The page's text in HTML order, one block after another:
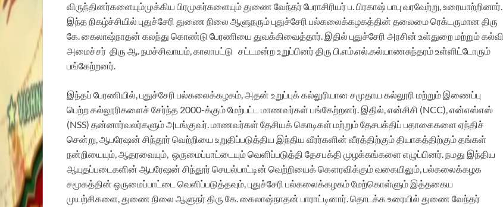
விருந்தினர்களையும்முக்கிய பிரமுகர்களையும் துணை வேந்தர் பேராசிரியர் ப. பிரகாஷ் பாபு வரவேற்று, உரையாற்றினார்.
இந்த நிகழ்ச்சியில் புதுச்சேரி துணை நிலை ஆளுநரும் புதுச்சேரி பல்கலைக்கழகத்தின் தலைமை ரெக்டருமான திரு
கே. கைலாஷ்நாதன் கலந்து கொண்டு பேரணியை துவக்கிவைத்தார். இதில் புதுச்சேரி அரசின் உள்துறை மற்றும் கல்வி
அமைச்சர் திரு ஆ. நமச்சிவாயம், காலாபட்டு சட்டமன்ற உறுப்பினர் திரு பி.எம்.எல்.கல்யாணசுந்தரம் உள்ளிட்டோரும்
பங்கேற்றனர்.
இந்தப் பேரணியில், புதுச்சேரி பல்கலைக்கழகம், அதன் உறுப்புக் கல்லுரியான சமுதாய கல்லூரி மற்றும் இணைப்பு
பெற்ற கல்லூரிகளைச் சேர்ந்த 2000-க்கும் மேற்பட்ட மாணவர்கள் பங்கேற்றனர். இதில், என்சிசி (NCC), என்எஸ்எஸ்
(NSS) தன்னார்வலர்களும் அடங்குவர். மாணவர்கள் தேசியக் கொடிகள் மற்றும் தேசபக்திப் பதாகைகளை ஏந்திச்
சென்று, ஆபரேஷன் சிந்தூர் வெற்றியை உறுதிப்படுத்திய இந்திய வீரர்களின் வீரத்திற்கும் தியாகத்திற்கும் தங்கள்
நன்றியையும், ஆதரவையும், ஒருமைப்பாட்டையும் வெளிப்படுத்தி தேசபக்தி முழக்கங்களை எழுப்பினர்.நமது இந்திய
ஆயுதப்படைகளின் ஆபரேஷன் சிந்தூர் செயல்பாட்டின் வெற்றியைக் கௌரவிக்கும் வகையிலும், பல்கலைக்கழக
சமூகத்தின் ஒருமைப்பாட்டை வெளிப்படுத்தவும், புதுச்சேரி பல்கலைக்கழகம் மேற்கொள்ளும் இத்தகைய
முயற்சிகளை, துணை நிலை ஆளுநர் திரு கே. கைலாஷ்நாதன் பாராட்டினார்.தொடக்க உரையில் துணை வேந்தர்